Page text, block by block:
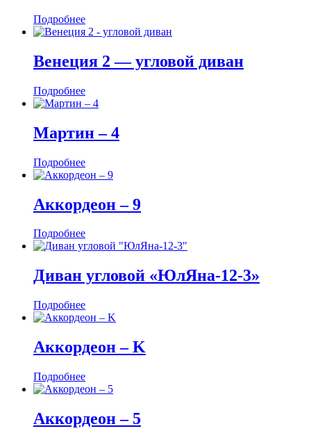
Подробнее
Венеция 2 — угловой диван
Подробнее
Мартин ‒ 4
Подробнее
Аккордеон ‒ 9
Подробнее
Диван угловой «ЮлЯна-12-3»
Подробнее
Аккордеон ‒ K
Подробнее
Аккордеон ‒ 5